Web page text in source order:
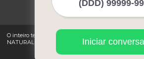
O inteiro teor deste site está sujeito à proteção de
NATURAL GAS (Lei 9610 de 19/02/1998)Iniciar conversa